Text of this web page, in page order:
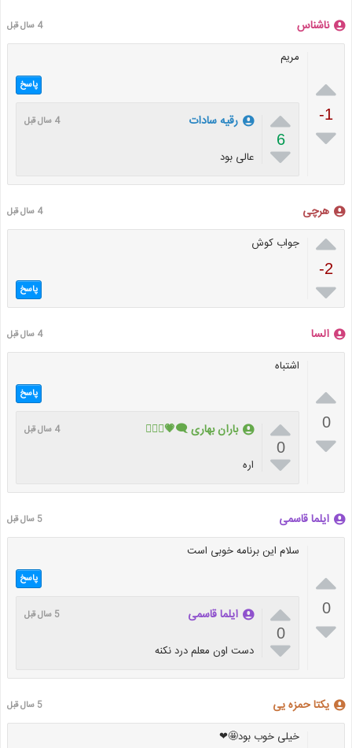
ناشناس 4 سال قبل

-1

مریم
پاسخ

6

رقیه سادات 4 سال قبل
عالی بود
هرچی 4 سال قبل

-2

جواب کوش
پاسخ
السا 4 سال قبل

0

اشتباه
پاسخ

0

باران بهاری 🗨💗🧚🏻‍♀️ 4 سال قبل
اره
ایلما قاسمی 5 سال قبل

0

سلام این برنامه خوبی است
پاسخ

0

ایلما قاسمی 5 سال قبل
دست اون معلم درد نکنه
یکتا حمزه یی 5 سال قبل
خیلی خوب بود🤩❤